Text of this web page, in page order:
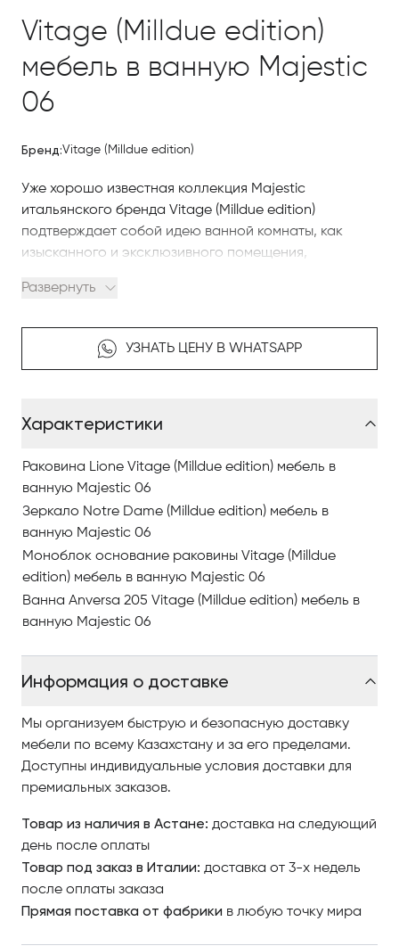
Vitage (Milldue edition)
мебель в ванную Majestic
06
Бренд:Vitage (Milldue edition)
Уже хорошо известная коллекция Majestic
итальянского бренда Vitage (Milldue edition)
подтверждает собой идею ванной комнаты, как
изысканного и эксклюзивного помещения,
формальных решений.
Для этой серии характерна красота стекла, ценные
детали и мягкие, обволакивающие формы.
сильно привязанное к традициям, в которой
элегантную атмосферу, не знающую времени.
Настоящая икона коллекции Majestic —
металлическая ножка — предлагается более
фигурной формы, в соответствии с ручкой лёгкого и
деликатного дизайна.
Тумба для раковины сверхсветлое из столешница
столешницы и ножки Anversa из хромированной
стали чёрного цвета.
Раковина Lione из керамики, наружная часть
платиновая отделка. Зеркало Notre Dame в раме,
зеркало дымчатое со скошенной кромкой.
стекла velvet pearl со скошенной кромкой, профиль
столешницы и ножки Anversa из хромированной
стали чёрного цвета. Столешница из
полированного мрамора Паонацетто со
скошенной кромкой.
Развернуть
УЗНАТЬ ЦЕНУ В WHATSAPP
Характеристики
Раковина Lione Vitage (Milldue edition) мебель в
ванную Majestic 06
Зеркало Notre Dame (Milldue edition) мебель в
ванную Majestic 06
Моноблок основание раковины Vitage (Milldue
edition) мебель в ванную Majestic 06
Ванна Anversa 205 Vitage (Milldue edition) мебель в
ванную Majestic 06
Информация о доставке
Мы организуем быструю и безопасную доставку
мебели по всему Казахстану и за его пределами.
Доступны индивидуальные условия доставки для
премиальных заказов.
Товар из наличия в Астане: доставка на следующий
день после оплаты
Товар под заказ в Италии: доставка от 3-х недель
после оплаты заказа
Прямая поставка от фабрики в любую точку мира